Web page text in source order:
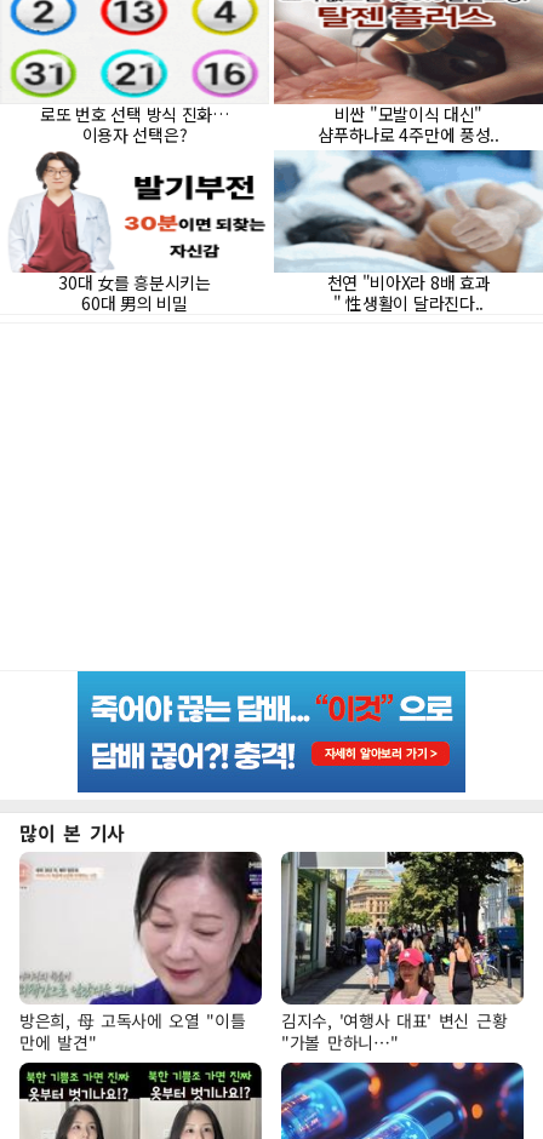
많이 본 기사
방은희, 母 고독사에 오열 "이틀
만에 발견"
김지수, '여행사 대표' 변신 근황
"가볼 만하니…"